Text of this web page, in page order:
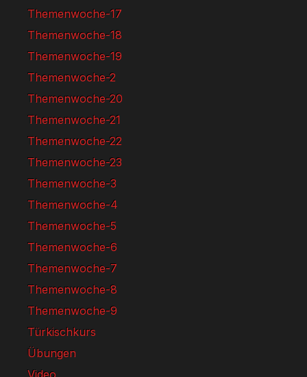
Themenwoche-17
Themenwoche-18
Themenwoche-19
Themenwoche-2
Themenwoche-20
Themenwoche-21
Themenwoche-22
Themenwoche-23
Themenwoche-3
Themenwoche-4
Themenwoche-5
Themenwoche-6
Themenwoche-7
Themenwoche-8
Themenwoche-9
Türkischkurs
Übungen
Video